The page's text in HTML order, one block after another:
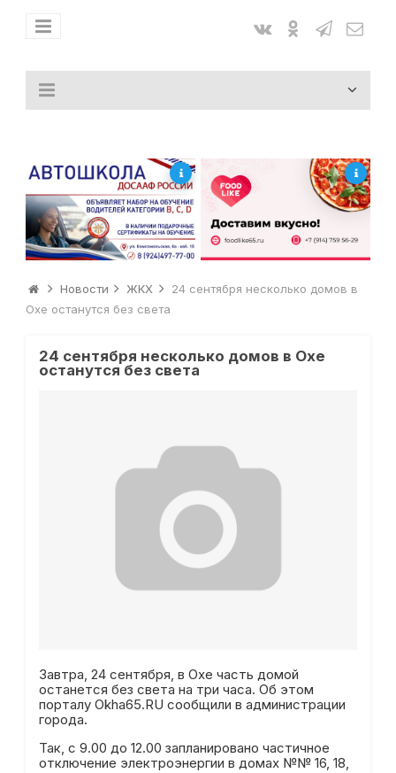
Новости ЖКХ
24 сентября несколько домов в
Охе останутся без света
24 сентября несколько домов в Охе
останутся без света
Завтра, 24 сентября, в Охе часть домой
останется без света на три часа. Об этом
порталу Okha65.RU сообщили в администрации
города.
Так, с 9.00 до 12.00 запланировано частичное
отключение электроэнергии в домах №№ 16, 18,